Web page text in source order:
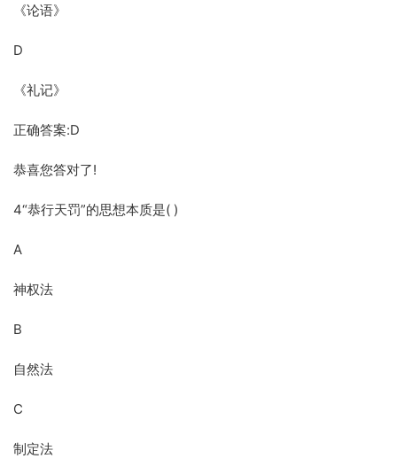
《论语》
D
《礼记》
正确答案:D
恭喜您答对了!
4“恭行天罚”的思想本质是( )
A
神权法
B
自然法
C
制定法